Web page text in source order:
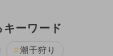
ーワード
潮干狩り